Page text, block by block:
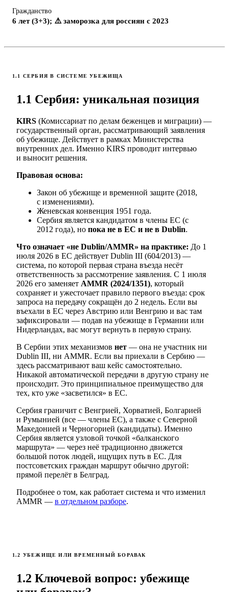
Гражданство
6 лет (3+3); ⚠️ заморозка для россиян с 2023
1.1 СЕРБИЯ В СИСТЕМЕ УБЕЖИЩА
1.1 Сербия: уникальная позиция
KIRS (Комиссариат по делам беженцев и миграции) —
государственный орган, рассматривающий заявления
об убежище. Действует в рамках Министерства
внутренних дел. Именно KIRS проводит интервью
и выносит решения.
Правовая основа:
Закон об убежище и временной защите (2018,
с изменениями).
Женевская конвенция 1951 года.
Сербия является кандидатом в члены ЕС (с
2012 года), но пока не в ЕС и не в Dublin.
Что означает «не Dublin/AMMR» на практике: До 1
июля 2026 в ЕС действует Dublin III (604/2013) —
система, по которой первая страна въезда несёт
ответственность за рассмотрение заявления. С 1 июля
2026 его заменяет AMMR (2024/1351), который
сохраняет и ужесточает правило первого въезда: срок
запроса на передачу сокращён до 2 недель. Если вы
въехали в ЕС через Австрию или Венгрию и вас там
зафиксировали — подав на убежище в Германии или
Нидерландах, вас могут вернуть в первую страну.
В Сербии этих механизмов нет — она не участник ни
Dublin III, ни AMMR. Если вы приехали в Сербию —
здесь рассматривают ваш кейс самостоятельно.
Никакой автоматической передачи в другую страну не
происходит. Это принципиальное преимущество для
тех, кто уже «засветился» в ЕС.
Сербия граничит с Венгрией, Хорватией, Болгарией
и Румынией (все — члены ЕС), а также с Северной
Македонией и Черногорией (кандидаты). Именно
Сербия является узловой точкой «балканского
маршрута» — через неё традиционно движется
большой поток людей, ищущих путь в ЕС. Для
постсоветских граждан маршрут обычно другой:
прямой перелёт в Белград.
Подробнее о том, как работает система и что изменил
AMMR — в отдельном разборе.
1.2 УБЕЖИЩЕ ИЛИ ВРЕМЕННЫЙ БОРАВАК
1.2 Ключевой вопрос: убежище